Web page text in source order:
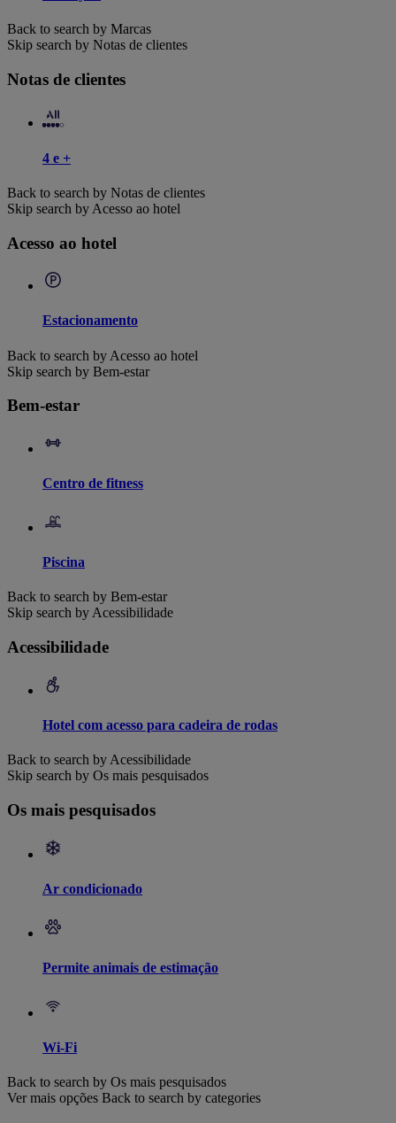
Back to search by Marcas
Skip search by Notas de clientes
Notas de clientes
4 e +
Back to search by Notas de clientes
Skip search by Acesso ao hotel
Acesso ao hotel
Estacionamento
Back to search by Acesso ao hotel
Skip search by Bem-estar
Bem-estar
Centro de fitness
Piscina
Back to search by Bem-estar
Skip search by Acessibilidade
Acessibilidade
Hotel com acesso para cadeira de rodas
Back to search by Acessibilidade
Skip search by Os mais pesquisados
Os mais pesquisados
Ar condicionado
Permite animais de estimação
Wi-Fi
Back to search by Os mais pesquisados
Ver mais opções Back to search by categories